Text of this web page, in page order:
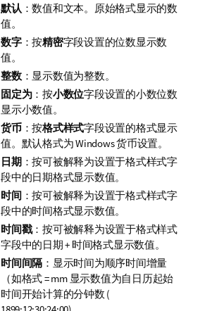
默认 ：数值和文本。原始格式显示的数
值。
数字：按精密字段设置的位数显示数
值。
整数：显示数值为整数。
固定为：按小数位字段设置的小数位数
显示小数值。
货币：按格式样式字段设置的格式显示
值。默认格式为 Windows 货币设置。
日期：按可被解释为设置于格式样式字
段中的日期格式显示数值。
时间：按可被解释为设置于格式样式字
段中的时间格式显示数值。
时间戳：按可被解释为设置于格式样式
字段中的日期 + 时间格式显示数值。
时间间隔 ：显示时间为顺序时间增量
（如格式 = mm 显示数值为自日历起始
时间开始计算的分钟数 (